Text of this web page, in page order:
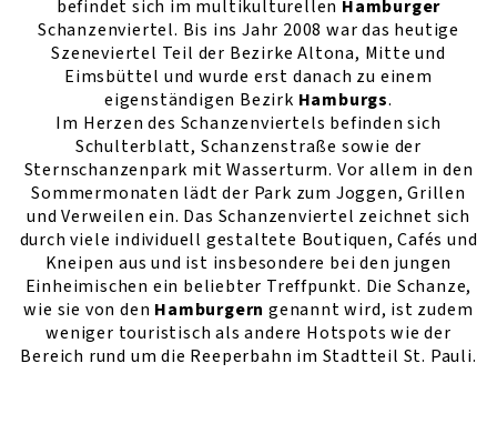
befindet sich im multikulturellen Hamburger
Schanzenviertel. Bis ins Jahr 2008 war das heutige
Szeneviertel Teil der Bezirke Altona, Mitte und
Eimsbüttel und wurde erst danach zu einem
eigenständigen Bezirk Hamburgs.
Im Herzen des Schanzenviertels befinden sich
Schulterblatt, Schanzenstraße sowie der
Sternschanzenpark mit Wasserturm. Vor allem in den
Sommermonaten lädt der Park zum Joggen, Grillen
und Verweilen ein. Das Schanzenviertel zeichnet sich
durch viele individuell gestaltete Boutiquen, Cafés und
Kneipen aus und ist insbesondere bei den jungen
Einheimischen ein beliebter Treffpunkt. Die Schanze,
wie sie von den Hamburgern genannt wird, ist zudem
weniger touristisch als andere Hotspots wie der
Bereich rund um die Reeperbahn im Stadtteil St. Pauli.